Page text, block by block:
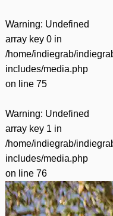
Warning: Undefined
array key 0 in
/home/indiegrab/
includes/media.php
on line 75
Warning: Undefined
array key 1 in
/home/indiegrab/
includes/media.php
on line 76